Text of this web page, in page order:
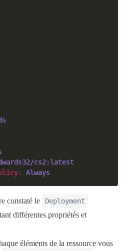
cs2:latest
: Always
constaté le Deployment
différentes propriétés et
éléments de la ressource vous